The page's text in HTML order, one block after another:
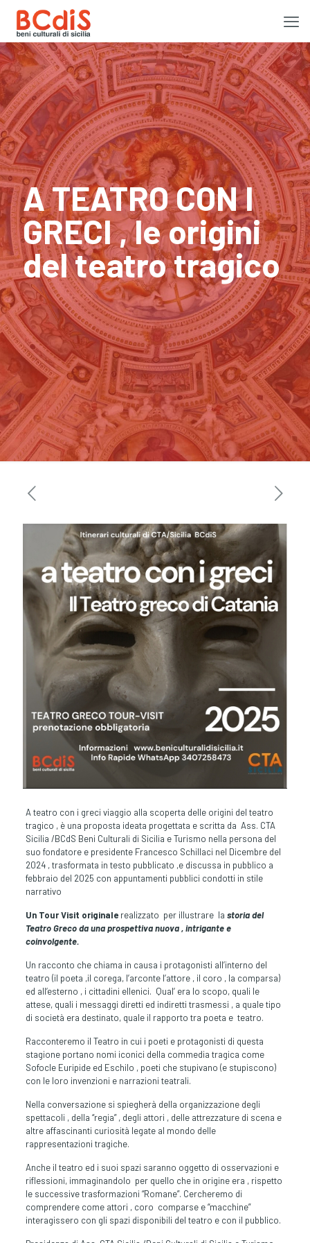
A TEATRO CON I
GRECI , le origini
del teatro tragico
A teatro con i greci viaggio alla scoperta delle origini del teatro
tragico , è una proposta ideata progettata e scritta da Ass. CTA
Sicilia /BCdS Beni Culturali di Sicilia e Turismo nella persona del
suo fondatore e presidente Francesco Schillaci nel Dicembre del
2024 , trasformata in testo pubblicato ,e discussa in pubblico a
febbraio del 2025 con appuntamenti pubblici condotti in stile
narrativo
Un Tour Visit originalerealizzato per illustrare la storia del
Teatro Greco da una prospettiva nuova , intrigante e
coinvolgente.
Un racconto che chiama in causa i protagonisti all’interno del
teatro (il poeta ,il corega, l’arconte l’attore , il coro , la comparsa)
ed all’esterno , i cittadini ellenici. Qual’ era lo scopo, quali le
attese, quali i messaggi diretti ed indiretti trasmessi , a quale tipo
di società era destinato, quale il rapporto tra poeta e teatro.
Racconteremo il Teatro in cui i poeti e protagonisti di questa
stagione portano nomi iconici della commedia tragica come
Sofocle Euripide ed Eschilo , poeti che stupivano (e stupiscono)
con le loro invenzioni e narrazioni teatrali.
Nella conversazione si spiegherà della organizzazione degli
spettacoli , della “regia” , degli attori , delle attrezzature di scena e
altre affascinanti curiosità legate al mondo delle
rappresentazioni tragiche.
Anche il teatro ed i suoi spazi saranno oggetto di osservazioni e
riflessioni, immaginandolo per quello che in origine era , rispetto
le successive trasformazioni “Romane”. Cercheremo di
comprendere come attori , coro comparse e “macchine”
interagissero con gli spazi disponibili del teatro e con il pubblico.